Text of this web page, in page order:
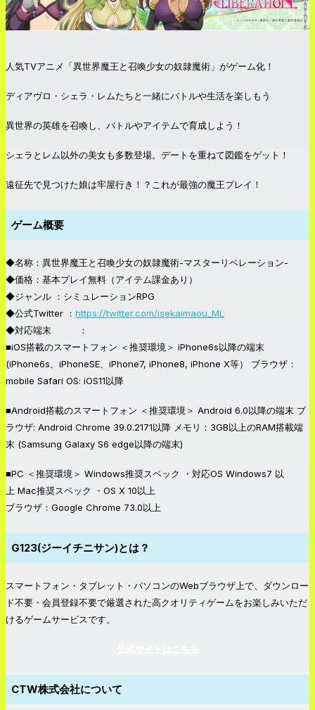
人気TVアニメ「異世界魔王と召喚少女の奴隷魔術」がゲーム化！
ディアヴロ・シェラ・レムたちと一緒にバトルや生活を楽しもう
異世界の英雄を召喚し、バトルやアイテムで育成しよう！
シェラとレム以外の美女も多数登場。デートを重ねて図鑑をゲット！
遠征先で見つけた娘は牢屋行き！？これが最強の魔王プレイ！
ゲーム概要
◆名称：異世界魔王と召喚少女の奴隷魔術-マスターリベレーション-
◆価格：基本プレイ無料（アイテム課金あり）
◆ジャンル ：シミュレーションRPG
◆公式Twitter ： https://twitter.com/isekaimaou_ML
◆対応端末 ：
■iOS搭載のスマートフォン ＜推奨環境＞ iPhone6s以降の端末
(iPhone6s、iPhoneSE、iPhone7, iPhone8, iPhone X等） ブラウザ：
mobile Safari OS: iOS11以降
■Android搭載のスマートフォン ＜推奨環境＞ Android 6.0以降の端末 ブ
ラウザ: Android Chrome 39.0.2171以降 メモリ：3GB以上のRAM搭載端
末 (Samsung Galaxy S6 edge以降の端末)
■PC ＜推奨環境＞ Windows推奨スペック ・対応OS Windows7 以
上 Mac推奨スペック ・OS X 10以上
ブラウザ：Google Chrome 73.0以上
G123(ジーイチニサン)とは？
スマートフォン・タブレット・パソコンのWebブラウザ上で、ダウンロー
ド不要・会員登録不要で厳選された高クオリティゲームをお楽しみいただ
けるゲームサービスです。
CTW株式会社について